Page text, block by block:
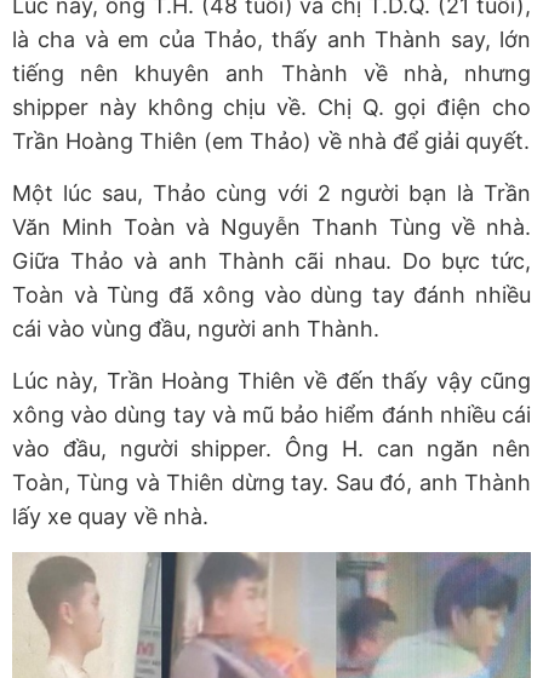
là cha và em của Thảo, thấy anh Thành say, lớn
tiếng nên khuyên anh Thành về nhà, nhưng
shipper này không chịu về. Chị Q. gọi điện cho
Trần Hoàng Thiên (em Thảo) về nhà để giải quyết.
Một lúc sau, Thảo cùng với 2 người bạn là Trần
Văn Minh Toàn và Nguyễn Thanh Tùng về nhà.
Giữa Thảo và anh Thành cãi nhau. Do bực tức,
Toàn và Tùng đã xông vào dùng tay đánh nhiều
cái vào vùng đầu, người anh Thành.
Lúc này, Trần Hoàng Thiên về đến thấy vậy cũng
xông vào dùng tay và mũ bảo hiểm đánh nhiều cái
vào đầu, người shipper. Ông H. can ngăn nên
Toàn, Tùng và Thiên dừng tay. Sau đó, anh Thành
lấy xe quay về nhà.